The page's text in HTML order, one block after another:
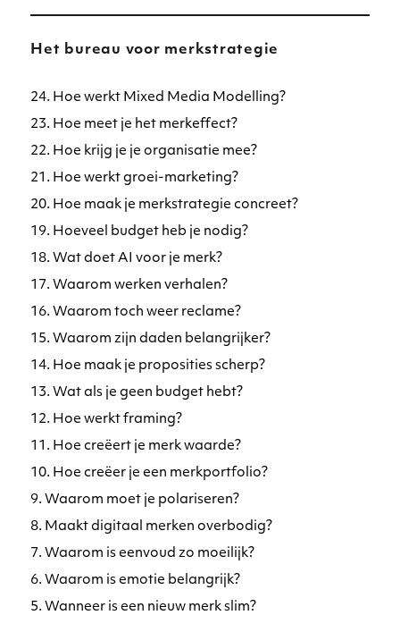
Het bureau voor merkstrategie
24. Hoe werkt Mixed Media Modelling?
23. Hoe meet je het merkeffect?
22. Hoe krijg je je organisatie mee?
21. Hoe werkt groei-marketing?
20. Hoe maak je merkstrategie concreet?
19. Hoeveel budget heb je nodig?
18. Wat doet AI voor je merk?
17. Waarom werken verhalen?
16. Waarom toch weer reclame?
15. Waarom zijn daden belangrijker?
14. Hoe maak je proposities scherp?
13. Wat als je geen budget hebt?
12. Hoe werkt framing?
11. Hoe creëert je merk waarde?
10. Hoe creëer je een merkportfolio?
9. Waarom moet je polariseren?
8. Maakt digitaal merken overbodig?
7. Waarom is eenvoud zo moeilijk?
6. Waarom is emotie belangrijk?
5. Wanneer is een nieuw merk slim?